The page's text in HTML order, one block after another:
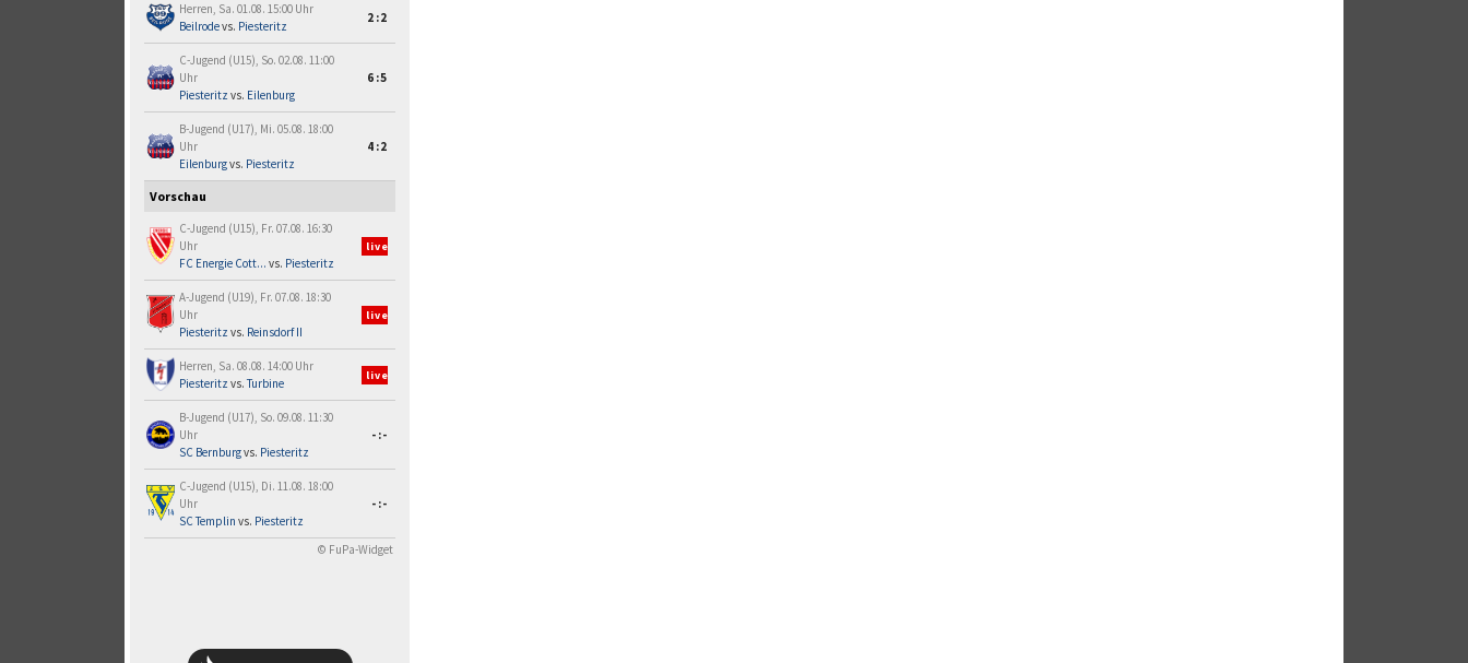
Herren, Sa. 01.08. 15:00 Uhr
Beilrodevs. Piesteritz
2:2
C-Jugend (U15), So. 02.08. 11:00
Uhr
Piesteritz vs. Eilenburg
6:5
B-Jugend (U17), Mi. 05.08. 18:00
Uhr
Eilenburgvs. Piesteritz
4:2
Vorschau
C-Jugend (U15), Fr. 07.08. 16:30
Uhr
FC Energie Cott... vs. Piesteritz
live
A-Jugend (U19), Fr. 07.08. 18:30
Uhr
Piesteritz vs. Reinsdorf II
live
Herren, Sa. 08.08. 14:00 Uhr
Piesteritz vs.Turbine
live
B-Jugend (U17), So. 09.08. 11:30
Uhr
SC Bernburgvs. Piesteritz
-:-
C-Jugend (U15), Di. 11.08. 18:00
Uhr
SC Templin vs. Piesteritz
-:-
© FuPa-Widget